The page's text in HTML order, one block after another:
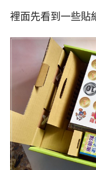
裡面先看到一些貼